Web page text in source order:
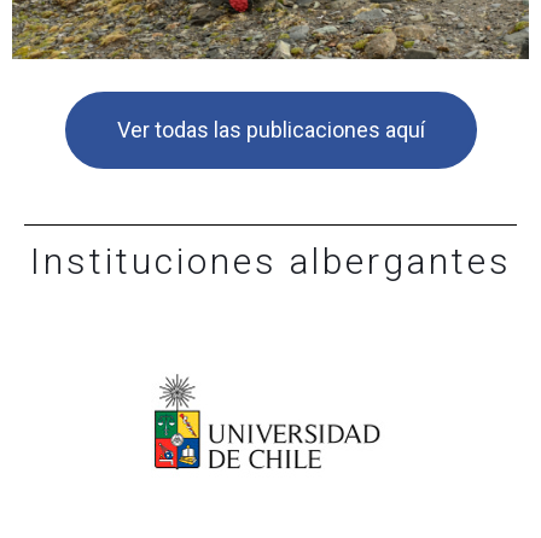
Ver todas las publicaciones aquí
Instituciones albergantes